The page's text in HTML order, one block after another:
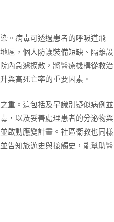
。病毒可透過患者的呼吸道飛
區，個人防護裝備短缺、隔離設
內急遽擴散，將醫療機構從救治
與高死亡率的重要因素。
重。這包括及早識別疑似病例並
，以及妥善處理患者的分泌物與
啟動應變計畫。社區衛教也同樣
告知旅遊史與接觸史，能幫助醫